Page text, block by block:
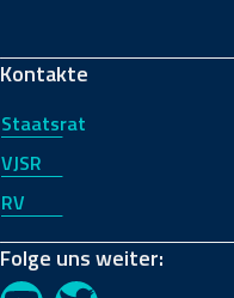
Kontakte
Staatsrat
VJSR
RV
Folge uns weiter: